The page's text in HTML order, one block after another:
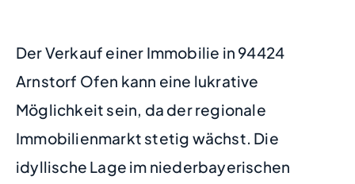
Der Verkauf einer Immobilie in 94424
Arnstorf Ofen kann eine lukrative
Möglichkeit sein, da der regionale
Immobilienmarkt stetig wächst. Die
idyllische Lage im niederbayerischen